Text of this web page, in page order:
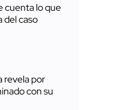
cuenta lo que
del caso
revela por
con su